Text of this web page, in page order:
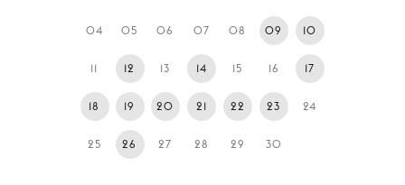
DE
MUNT
STEUN
04 05 06 07 08 09 10
11 12 13 14 15 16 17
18 19 20 21 22 23 24
25 26 27 28 29 30